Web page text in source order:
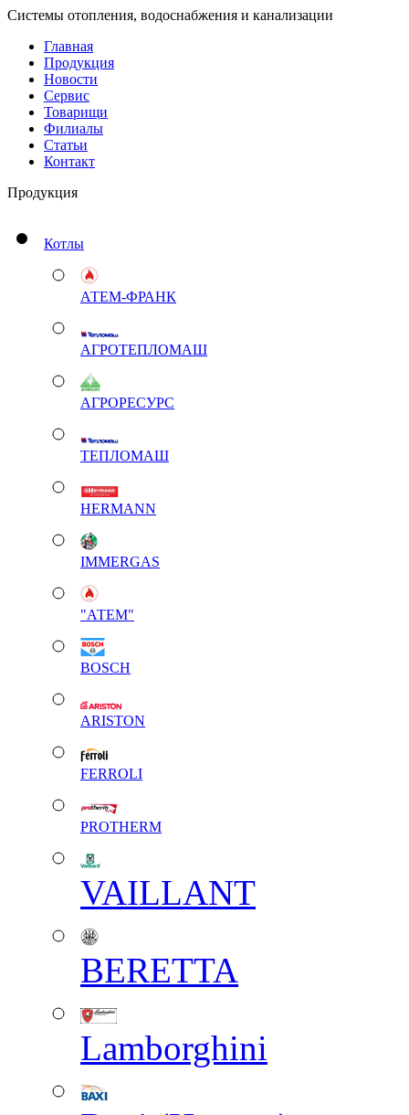
Системы отопления, водоснабжения и канализации
Главная
Продукция
Новости
Сервис
Товарищи
Филиалы
Статьи
Контакт
Продукция
Котлы
АТЕМ-ФРАНК
АГРОТЕПЛОМАШ
АГРОРЕСУРС
ТЕПЛОМАШ
HERMANN
IMMERGAS
"АТЕМ"
BOSCH
ARISTON
FERROLI
PROTHERM
VAILLANT
BERETTA
Lamborghini